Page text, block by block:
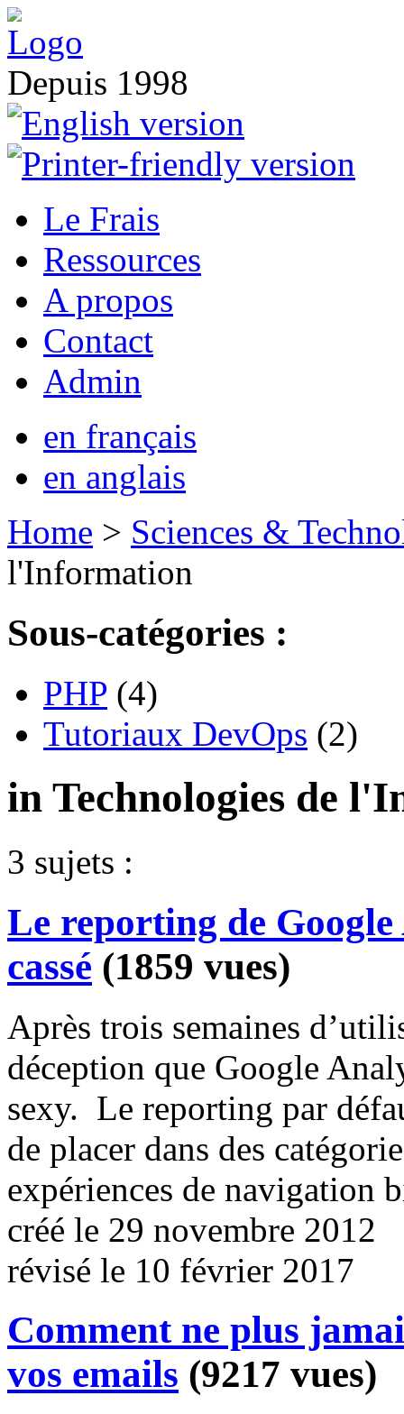
Depuis 1998
Le Frais
Ressources
A propos
Contact
Admin
en français
en anglais
Home > Sciences &
l'Information
Sous-catégories :
PHP (4)
Tutoriaux DevOps (2)
in Technologies de
3 sujets :
Le reporting de
cassé (1859 vues)
Après trois semaines
déception que Google
sexy. Le reporting par
de placer dans des
expériences de navigation
créé le 29 novembre 2012
révisé le 10 février 2017
Comment ne plus
vos emails (9217 vues)